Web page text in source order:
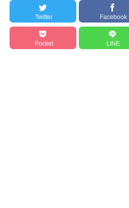
Twitter Facebook
Pocket LINE